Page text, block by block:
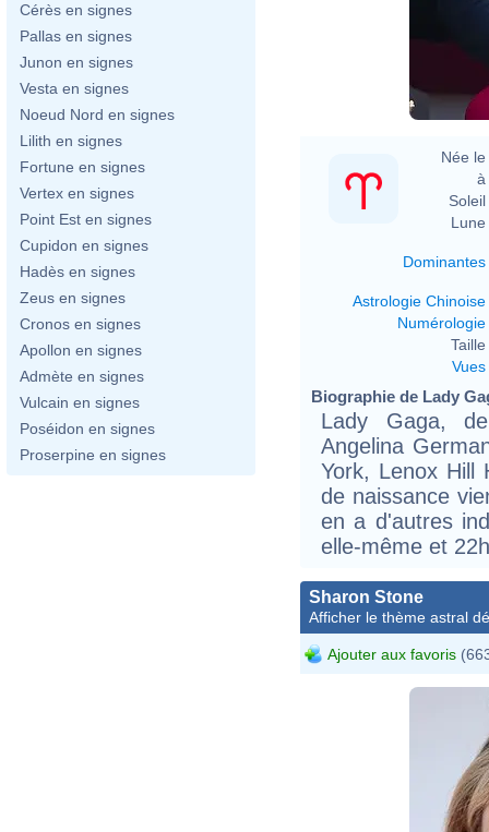
Cérès en signes
Pallas en signes
Junon en signes
Vesta en signes
Noeud Nord en signes
Lilith en signes
Fortune en signes
Vertex en signes
Point Est en signes
Cupidon en signes
Hadès en signes
Zeus en signes
Cronos en signes
Apollon en signes
Admète en signes
Vulcain en signes
Poséidon en signes
Proserpine en signes
Née le
à
Soleil
Lune
Dominantes
Astrologie Chinoise
Numérologie
Taille
Vues
Biographie de Lady
Lady Gaga,
Angelina
York, Lenox Hill
de naissance
en a d'autres
elle-même et
Sharon Stone
Afficher le thème astral
Ajouter aux favoris